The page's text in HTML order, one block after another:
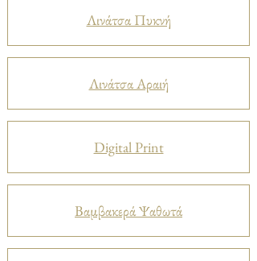
Λινάτσα Πυκνή
Λινάτσα Αραιή
Digital Print
Βαμβακερά Ψαθωτά